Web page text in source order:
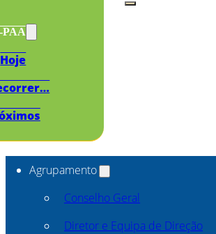
PAA
Hoje
Agrupamento
Conselho Geral
Diretor e Equipa de Direção